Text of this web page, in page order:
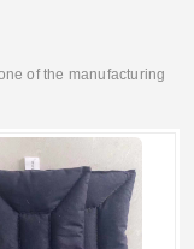
of the manufacturing